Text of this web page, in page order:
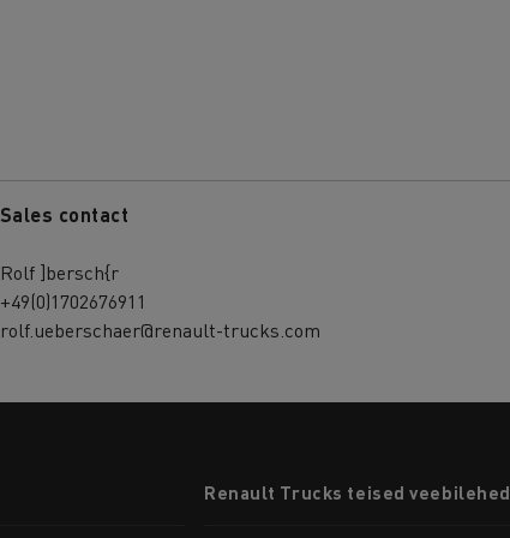
Sales contact
Rolf ]bersch{r
+49(0)1702676911
rolf.ueberschaer@renault-trucks.com
Renault Trucks teised veebilehed